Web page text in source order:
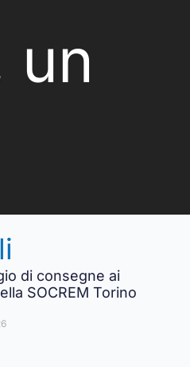
un
di consegne ai
SOCREM Torino